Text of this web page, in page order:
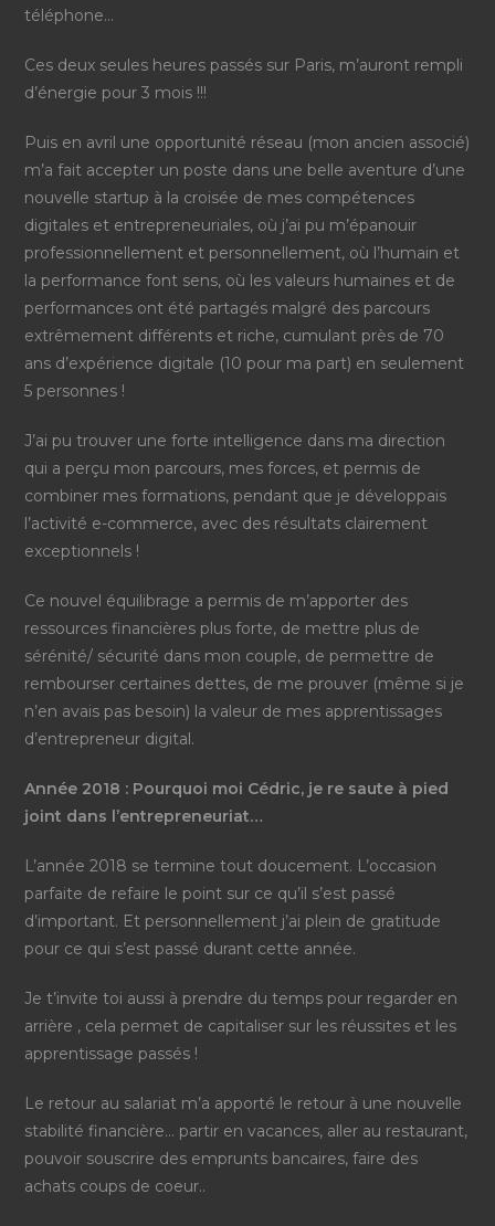
téléphone…
Ces deux seules heures passés sur Paris, m’auront rempli
d’énergie pour 3 mois !!!
Puis en avril une opportunité réseau (mon ancien associé)
m’a fait accepter un poste dans une belle aventure d’une
nouvelle startup à la croisée de mes compétences
digitales et entrepreneuriales, où j’ai pu m’épanouir
professionnellement et personnellement, où l’humain et
la performance font sens, où les valeurs humaines et de
performances ont été partagés malgré des parcours
extrêmement différents et riche, cumulant près de 70
ans d’expérience digitale (10 pour ma part) en seulement
5 personnes !
J’ai pu trouver une forte intelligence dans ma direction
qui a perçu mon parcours, mes forces, et permis de
combiner mes formations, pendant que je développais
l’activité e-commerce, avec des résultats clairement
exceptionnels !
Ce nouvel équilibrage a permis de m’apporter des
ressources financières plus forte, de mettre plus de
sérénité/ sécurité dans mon couple, de permettre de
rembourser certaines dettes, de me prouver (même si je
n’en avais pas besoin) la valeur de mes apprentissages
d’entrepreneur digital.
Année 2018 : Pourquoi moi Cédric, je re saute à pied
joint dans l’entrepreneuriat…
L’année 2018 se termine tout doucement. L’occasion
parfaite de refaire le point sur ce qu’il s’est passé
d’important. Et personnellement j’ai plein de gratitude
pour ce qui s’est passé durant cette année.
Je t’invite toi aussi à prendre du temps pour regarder en
arrière , cela permet de capitaliser sur les réussites et les
apprentissage passés !
Le retour au salariat m’a apporté le retour à une nouvelle
stabilité financière… partir en vacances, aller au restaurant,
pouvoir souscrire des emprunts bancaires, faire des
achats coups de coeur..